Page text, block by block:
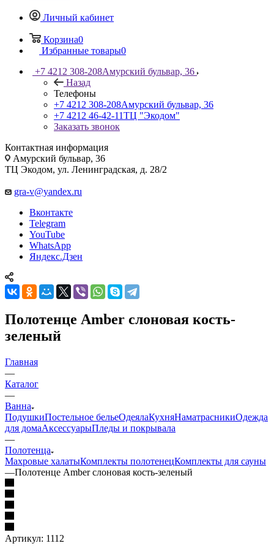
Личный кабинет
Корзина0
Избранные товары0
+7 4212 308-208Амурский бульвар, 36
Назад
Телефоны
+7 4212 308-208Амурский бульвар, 36
+7 4212 46-42-11ТЦ "Экодом"
Заказать звонок
Контактная информация
Амурский бульвар, 36
ТЦ Экодом, ул. Ленинградская, д. 28/2
gra-v@yandex.ru
Вконтакте
Telegram
YouTube
WhatsApp
Яндекс.Дзен
Полотенце Amber слоновая кость-
зеленый
Главная
—
Каталог
—
Ванна
ПодушкиПостельное бельеОдеялаКухняНаматрасникиОдежда
для домаАксессуарыПледы и покрывала
—
Полотенца
Махровые халатыКомплекты полотенецКомплекты для сауны
—Полотенце Amber слоновая кость-зеленый
Артикул: 1112